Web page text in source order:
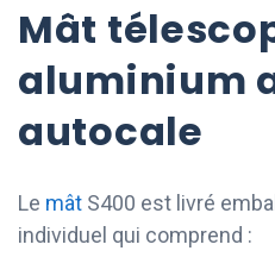
Mât
aluminium
autocale
Le mât S400 est livré
individuel qui comprend :